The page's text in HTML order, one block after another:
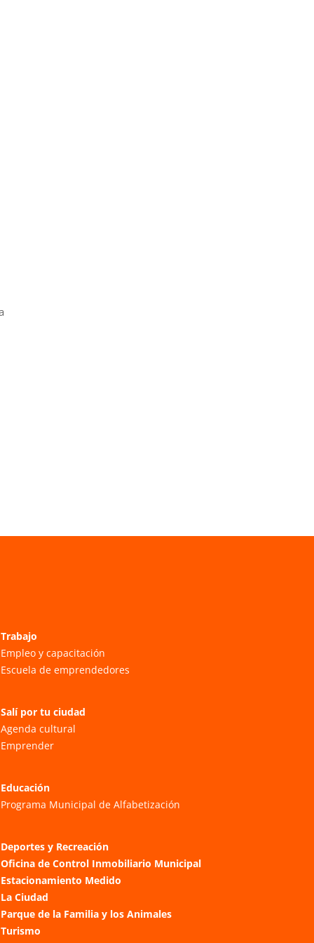
Trabajo
Empleo y capacitación
Escuela de emprendedores
Salí por tu ciudad
Agenda cultural
Emprender
Educación
Programa Municipal de Alfabetización
Deportes y Recreación
Oficina de Control Inmobiliario Municipal
Estacionamiento Medido
La Ciudad
Parque de la Familia y los Animales
Turismo